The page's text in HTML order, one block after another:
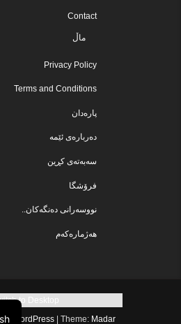
Contact
ماڵ
Privacy Policy
Terms and Conditions
پارەدان
دەربارەی ئێمە
سەبەتەی کڕین
فرۆشگا
نووسەرانی دەنگەکان..
هەژمارەکەم
to Desktop
by WordPress
Theme: Madar